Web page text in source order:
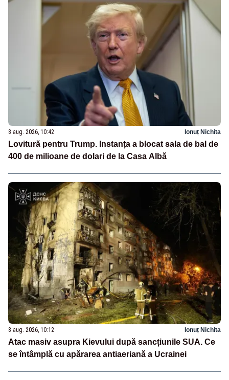
8 aug. 2026, 10:42 Ionuț Nichita
Lovitură pentru Trump. Instanța a blocat sala de bal de
400 de milioane de dolari de la Casa Albă
8 aug. 2026, 10:12 Ionuț Nichita
Atac masiv asupra Kievului după sancțiunile SUA. Ce
se întâmplă cu apărarea antiaeriană a Ucrainei